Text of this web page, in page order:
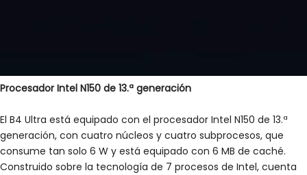
Procesador Intel N150 de 13.ª generación
El B4 Ultra está equipado con el procesador Intel N150 de 13.ª
generación, con cuatro núcleos y cuatro subprocesos, que
consume tan solo 6 W y está equipado con 6 MB de caché.
Construido sobre la tecnología de 7 procesos de Intel, cuenta